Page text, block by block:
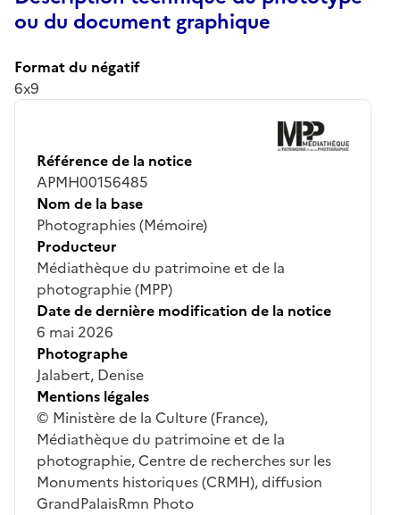
ou du document graphique
Format du négatif
6x9
Référence de la notice
APMH00156485
Nom de la base
Photographies (Mémoire)
Producteur
Médiathèque du patrimoine et de la
photographie (MPP)
Date de dernière modification de la notice
6 mai 2026
Photographe
Jalabert, Denise
Mentions légales
© Ministère de la Culture (France),
Médiathèque du patrimoine et de la
photographie, Centre de recherches sur les
Monuments historiques (CRMH), diffusion
GrandPalaisRmn Photo